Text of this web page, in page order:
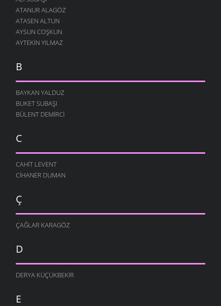
ATANUR ALAGÖZ
ATASEN ALTUN
AYSUN COŞKUN
AYTEKIN YILMAZ
B
BAYKAN YALDUZ
BUKET SUBAŞI
BÜLENT DEMIRCI
C
CAHIT LEVENT
CIHANER DUMAN
Ç
ÇAĞLAR KARAGÖZ
D
DERYA KÜÇÜKBEKIR
E